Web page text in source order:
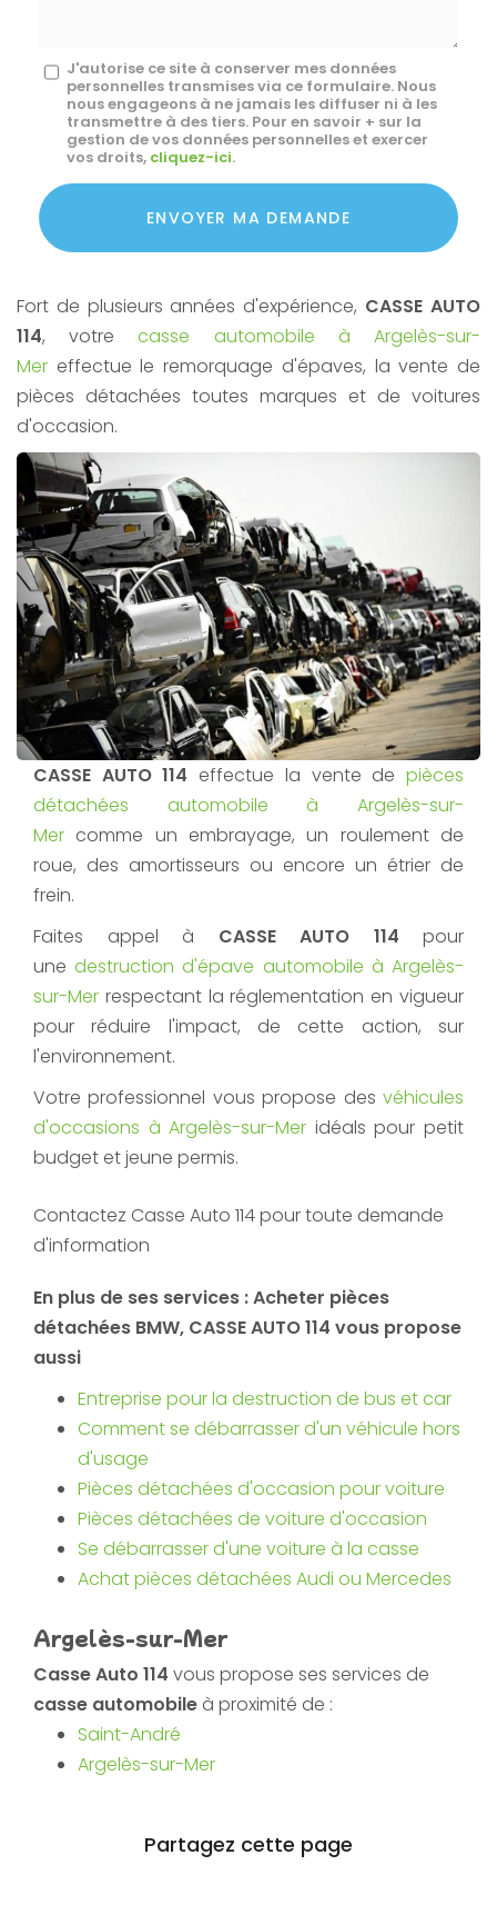
Message
J'autorise ce site à conserver mes données
personnelles transmises via ce formulaire. Nous
nous engageons à ne jamais les diffuser ni à les
transmettre à des tiers. Pour en savoir + sur la
gestion de vos données personnelles et exercer
vos droits, cliquez-ici.
Acceptation
RGPD
*
ENVOYER MA DEMANDE
Fort de plusieurs années d'expérience, CASSE AUTO
114, votrecasse automobile à Argelès-sur-
Mer effectue le remorquage d'épaves, la vente de
pièces détachées toutes marques et de voitures
d'occasion.
CASSE AUTO 114 effectue la vente depièces
détachées automobile à Argelès-sur-
Mer comme un embrayage, un roulement de
roue, des amortisseurs ou encore un étrier de
frein.
Faites appel à CASSE AUTO 114 pour
unedestruction d'épave automobile à Argelès-
sur-Mer respectant la réglementation en vigueur
pour réduire l'impact, de cette action, sur
l'environnement.
Votre professionnel vous propose des véhicules
d'occasions à Argelès-sur-Mer idéals pour petit
budget et jeune permis.
Contactez Casse Auto 114 pour toute demande
d'information
En plus de ses services :Acheter pièces
détachées BMW, CASSE AUTO 114 vous propose
aussi
Entreprise pour la destruction de bus et car
Comment se débarrasser d'un véhicule hors
d'usage
Pièces détachées d'occasion pour voiture
Pièces détachées de voiture d'occasion
Se débarrasser d'une voiture à la casse
Achat pièces détachées Audi ou Mercedes
Argelès-sur-Mer
Casse Auto 114 vous propose ses services de
casse automobile à proximité de :
Saint-André
Argelès-sur-Mer